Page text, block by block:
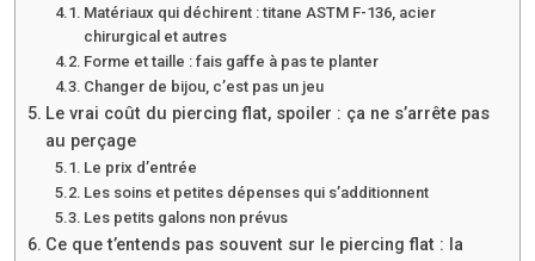
Matériaux qui déchirent : titane ASTM F-136, acier
chirurgical et autres
Forme et taille : fais gaffe à pas te planter
Changer de bijou, c’est pas un jeu
Le vrai coût du piercing flat, spoiler : ça ne s’arrête pas
au perçage
Le prix d’entrée
Les soins et petites dépenses qui s’additionnent
Les petits galons non prévus
Ce que t’entends pas souvent sur le piercing flat : la